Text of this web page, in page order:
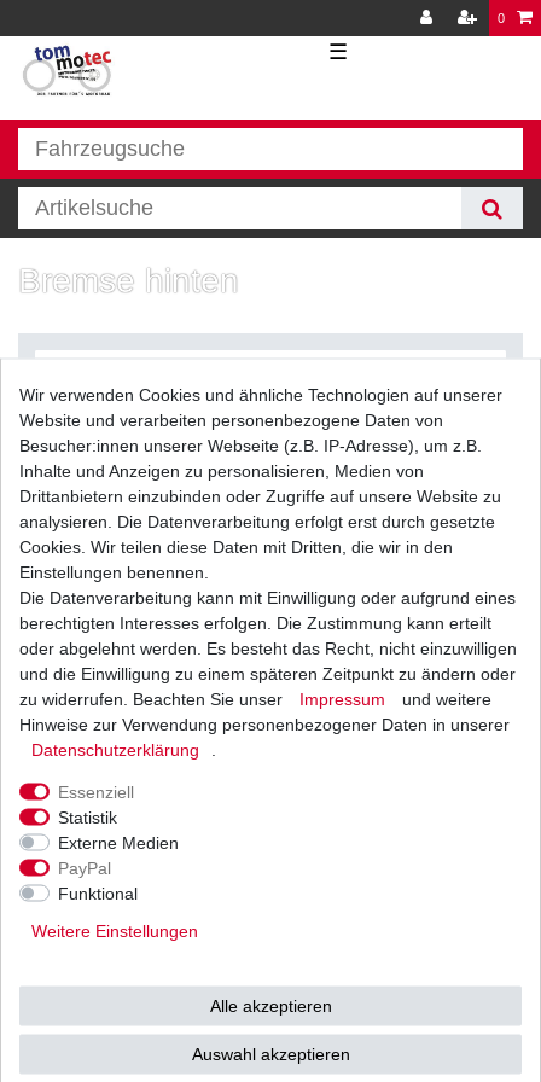
0
☰
Bremse hinten
Filter
Bremsbeläge EBC FA 419 FA419 Suzuki hinten
verschiedene Ausführungen
UVP 29,43 € ab 20,15 € *
1 Satz | 20,15 € / Satz
inkl. ges. MwSt. zzgl.
Versand
Ab einem Warenwert von
500 Euro versenden wir
53783 Eitorf (
unbedingt Termin
Wir verwenden Cookies und ähnliche Technologien auf unserer
Website und verarbeiten personenbezogene Daten von
Besucher:innen unserer Webseite (z.B. IP-Adresse), um z.B.
Inhalte und Anzeigen zu personalisieren, Medien von
Drittanbietern einzubinden oder Zugriffe auf unsere Website zu
analysieren. Die Datenverarbeitung erfolgt erst durch gesetzte
Cookies. Wir teilen diese Daten mit Dritten, die wir in den
Einstellungen benennen.
Die Datenverarbeitung kann mit Einwilligung oder aufgrund eines
berechtigten Interesses erfolgen. Die Zustimmung kann erteilt
oder abgelehnt werden. Es besteht das Recht, nicht einzuwilligen
und die Einwilligung zu einem späteren Zeitpunkt zu ändern oder
zu widerrufen. Beachten Sie unser
Impressum
und weitere
Hinweise zur Verwendung personenbezogener Daten in unserer
Daten­schutz­erklärung
Essenziell
Statistik
Externe Medien
PayPal
Funktional
Weitere Einstellungen
Alle akzeptieren
Auswahl akzeptieren